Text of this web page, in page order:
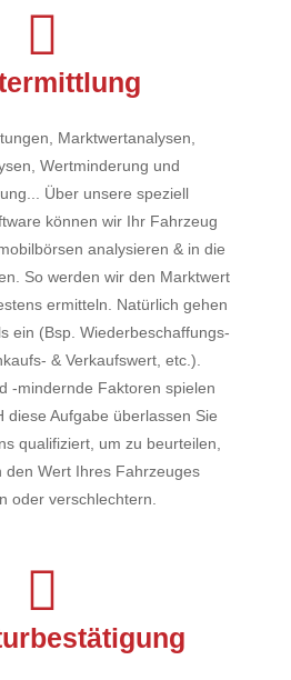
Marktwertanalysen,
Wertminderung und
Über unsere speziell
können wir Ihr Fahrzeug
analysieren & in die
So werden wir den Marktwert
ermitteln. Natürlich gehen
ein (Bsp. Wiederbeschaffungs-
& Verkaufswert, etc.).
-mindernde Faktoren spielen
diese Aufgabe überlassen Sie
qualifiziert, um zu beurteilen,
den Wert Ihres Fahrzeuges
oder verschlechtern.